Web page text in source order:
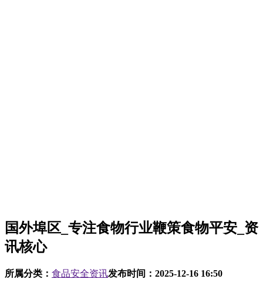
国外埠区_专注食物行业鞭策食物平安_资
讯核心
所属分类： 食品安全资讯发布时间： 2025-12-16 16:50